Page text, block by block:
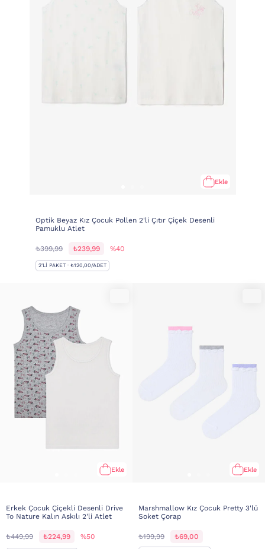
Ekle
Optik Beyaz Kız Çocuk Pollen 2'li Çıtır Çiçek Desenli
Pamuklu Atlet
₺399,99 ₺239,99 %40
2'LI PAKET · ₺120,00/ADET
Ekle
Erkek Çocuk Çiçekli Desenli Drive
To Nature Kalın Askılı 2'li Atlet
₺449,99 ₺224,99 %50
Ekle
Marshmallow Kız Çocuk Pretty 3'lü
Soket Çorap
₺199,99 ₺69,00